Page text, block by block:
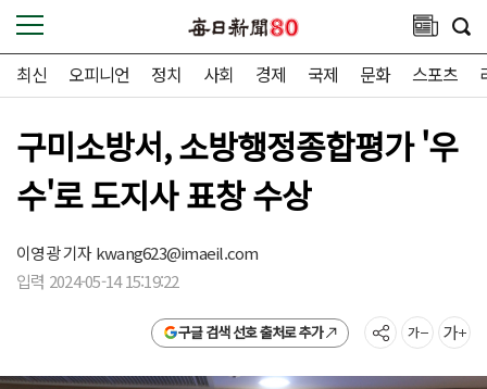
최신 오피니언 정치 사회 경제 국제 문화 스포츠
구미소방서, 소방행정종합평가 '우
수'로 도지사 표창 수상
이영광 기자kwang623@imaeil.com
입력 2024-05-14 15:19:22
구글 검색 선호 출처로 추가